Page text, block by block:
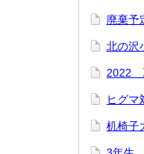
廃棄予
北の沢
2022
ヒグマ
机椅子